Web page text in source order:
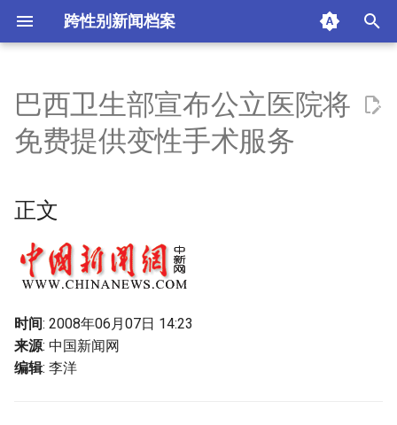
跨性别新闻档案
n
t
a
i
n
正文
附加信息 [Processed Page
巴西卫生部宣布公立医院将
免费提供变性手术服务
正文
时间: 2008年06月07日 14:23
来源: 中国新闻网
编辑: 李洋